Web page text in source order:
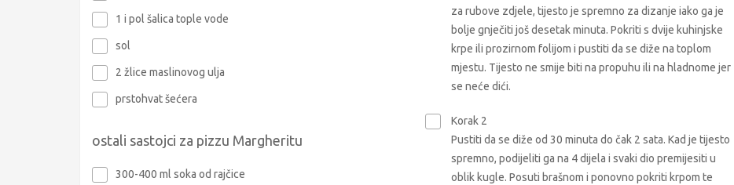
1 i pol šalica tople vode
sol
2 žlice maslinovog ulja
prstohvat šećera
ostali sastojci za pizzu Margheritu
300-400 ml soka od rajčice
za rubove zdjele, tijesto je spremno za dizanje iako ga je
bolje gnječiti još desetak minuta. Pokriti s dvije kuhinjske
krpe ili prozirnom folijom i pustiti da se diže na toplom
mjestu. Tijesto ne smije biti na propuhu ili na hladnome jer
se neće dići.
Korak 2
Pustiti da se diže od 30 minuta do čak 2 sata. Kad je tijesto
spremno, podijeliti ga na 4 dijela i svaki dio premijesiti u
oblik kugle. Posuti brašnom i ponovno pokriti krpom te